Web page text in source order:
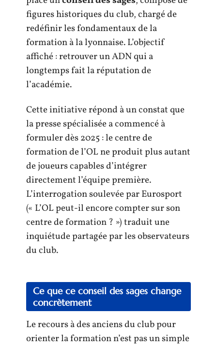
figures historiques du club, chargé de
redéfinir les fondamentaux de la
formation à la lyonnaise. L’objectif
affiché : retrouver un ADN qui a
longtemps fait la réputation de
l’académie.
Cette initiative répond à un constat que
la presse spécialisée a commencé à
formuler dès 2025 : le centre de
formation de l’OL ne produit plus autant
de joueurs capables d’intégrer
directement l’équipe première.
L’interrogation soulevée par Eurosport
(« L’OL peut-il encore compter sur son
centre de formation ? ») traduit une
inquiétude partagée par les observateurs
du club.
Ce que ce conseil des sages change
concrètement
Le recours à des anciens du club pour
orienter la formation n’est pas un simple